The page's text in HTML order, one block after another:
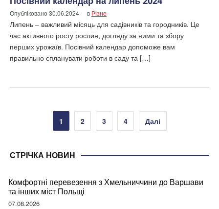
Опубліковано30.06.2024 в Різне
Липень – важливий місяць для садівників та городників. Це
час активного росту рослин, догляду за ними та збору
перших урожаїв. Посівний календар допоможе вам
правильно спланувати роботи в саду та […]
Пагінація
записів
1 2 3 4 Далі
СТРІЧКА НОВИН
Комфортні перевезення з Хмельниччини до Варшави
та інших міст Польщі
07.08.2026